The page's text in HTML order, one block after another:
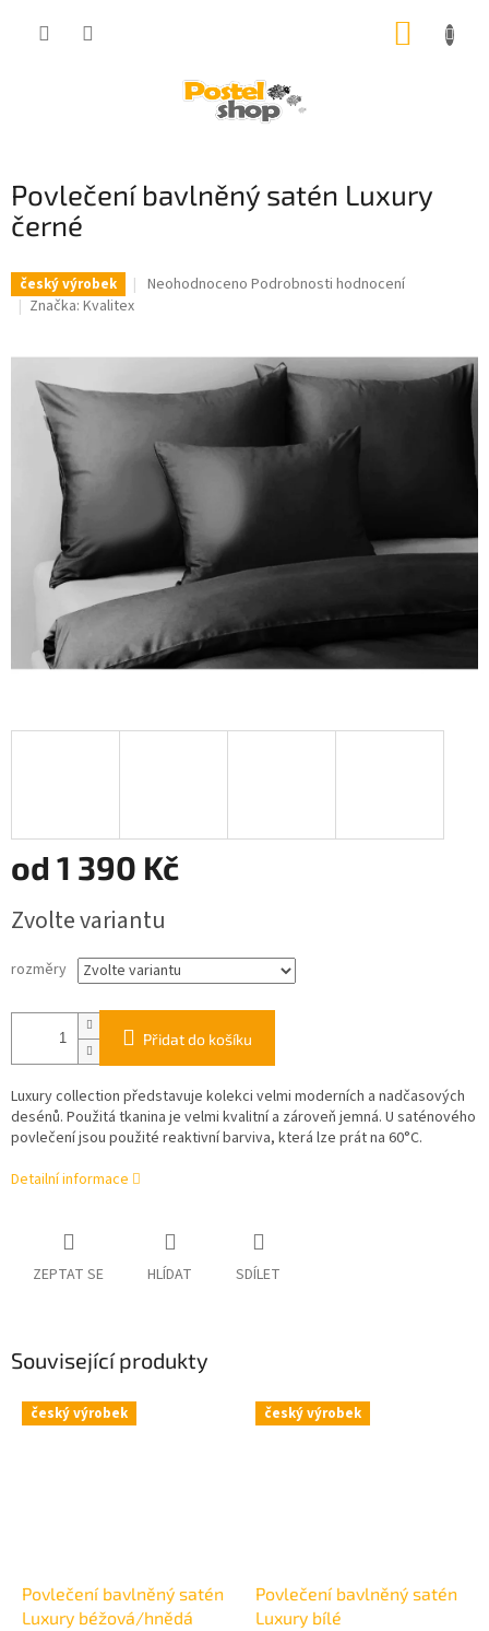
Povlečení bavlněný satén Luxury
černé
český výrobek
Průměrné
Neohodnoceno Podrobnosti hodnocení
Značka: Kvalitex
od 1 390 Kč
cena:
Zvolte variantu
rozměry
Přidat do košíku
Luxury collection představuje kolekci velmi moderních a nadčasových
desénů. Použitá tkanina je velmi kvalitní a zároveň jemná. U saténového
povlečení jsou použité reaktivní barviva, která lze prát na 60°C.
Detailní informace
ZEPTAT SE HLÍDAT SDÍLET
Související produkty
český výrobek
Povlečení bavlněný satén
Luxury béžová/hnědá
český výrobek
Povlečení bavlněný satén
Luxury bílé